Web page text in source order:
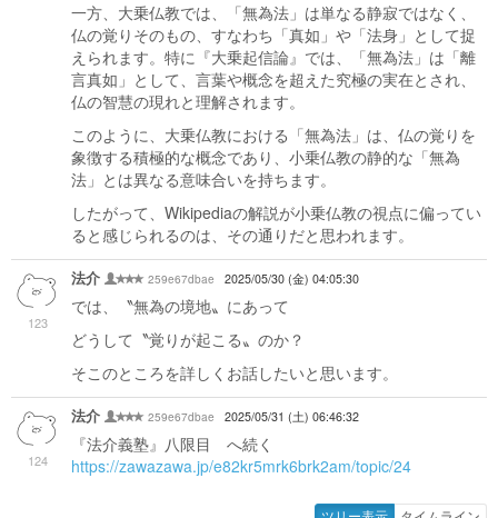
一方、大乗仏教では、「無為法」は単なる静寂ではなく、
仏の覚りそのもの、すなわち「真如」や「法身」として捉
えられます。特に『大乗起信論』では、「無為法」は「離
言真如」として、言葉や概念を超えた究極の実在とされ、
仏の智慧の現れと理解されます。
このように、大乗仏教における「無為法」は、仏の覚りを
象徴する積極的な概念であり、小乗仏教の静的な「無為
法」とは異なる意味合いを持ちます。
したがって、Wikipediaの解説が小乗仏教の視点に偏ってい
ると感じられるのは、その通りだと思われます。
123
法介 259e67dbae 2025/05/30 (金) 04:05:30
では、〝無為の境地〟にあって
どうして〝覚りが起こる〟のか？
そこのところを詳しくお話したいと思います。
124
法介 259e67dbae 2025/05/31 (土) 06:46:32
『法介義塾』八限目 へ続く
https://zawazawa.jp/e82kr5mrk6brk2am/topic/24